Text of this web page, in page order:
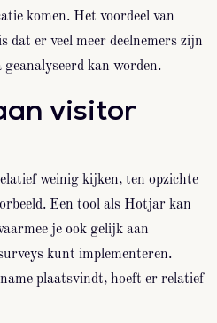
komen. Het voordeel van
dat er veel meer deelnemers zijn
kan worden.
visitor
weinig kijken, ten opzichte
Een tool als Hotjar kan
je ook gelijk aan
kunt implementeren.
plaatsvindt, hoeft er relatief